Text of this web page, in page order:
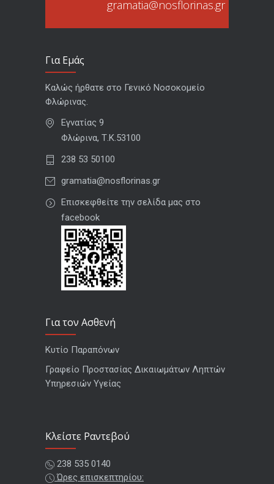
gramatia@nosflorinas.gr
Για Εμάς
Καλώς ήρθατε στο Γενικό Νοσοκομείο
Φλώρινας.
Εγνατίας 9
Φλώρινα, Τ.Κ.53100
238 53 50100
gramatia@nosflorinas.gr
Επισκεφθείτε την σελίδα μας στο
facebook
Για τον Ασθενή
Κυτίο Παραπόνων
Γραφείο Προστασίας Δικαιωμάτων Ληπτών
Υπηρεσιών Υγείας
Kλείστε Ραντεβού
238 535 0140
Ώρες επισκεπτηρίου: